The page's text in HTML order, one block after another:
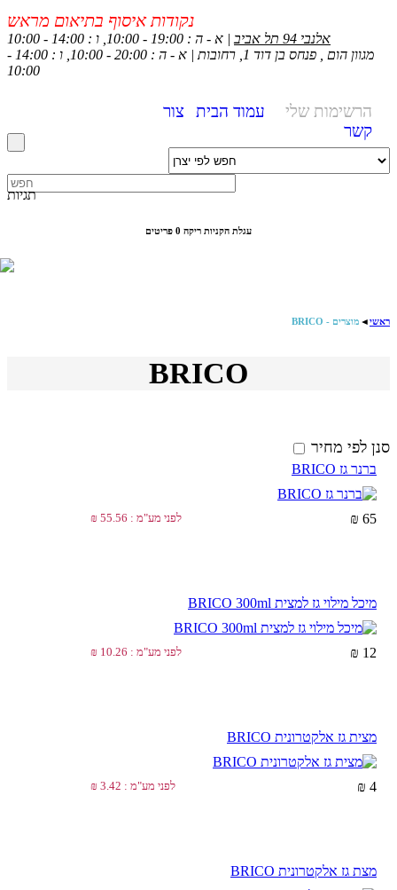
נקודות איסוף בתיאום מראש
אלנבי 94 תל אביב
| א - ה : 19:00 - 10:00, ו : 14:00 - 10:00
מגוון הום , פנחס בן דוד 1, רחובות | א - ה : 20:00 - 10:00, ו : 14:00 -
10:00
הרשימות שלי עמוד הבית
צור
קשר
תגיות
עגלת הקניות ריקה 0 פריטים
ראשי◄ מוצרים - BRICO
BRICO
סנן לפי מחיר
ברנר גז BRICO
לפני מע"מ : 55.56 ₪ 65 ₪
מיכל מילוי גז למצית BRICO 300ml
לפני מע"מ : 10.26 ₪ 12 ₪
מצית גז אלקטרונית BRICO
לפני מע"מ : 3.42 ₪ 4 ₪
מצת גז אלקטרונית BRICO